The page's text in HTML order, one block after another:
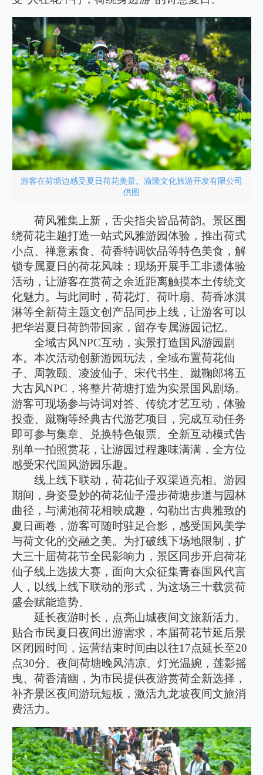
游客在荷塘边感受夏日荷花美景。渝隆文化旅游开发有限公司
供图
荷风雅集上新，舌尖指尖皆品荷韵。景区围
绕荷花主题打造一站式风雅游园体验，推出荷式
小点、禅意素食、荷香特调饮品等特色美食，解
锁专属夏日的荷花风味；现场开展手工非遗体验
活动，让游客在赏荷之余近距离触摸本土传统文
化魅力。与此同时，荷花灯、荷叶扇、荷香冰淇
淋等全新荷主题文创产品同步上线，让游客可以
把华岩夏日荷韵带回家，留存专属游园记忆。
全域古风NPC互动，实景打造国风游园剧
本。本次活动创新游园玩法，全域布置荷花仙
子、周敦颐、凌波仙子、宋代书生、蹴鞠郎将五
大古风NPC，将整片荷塘打造为实景国风剧场。
游客可现场参与诗词对答、传统才艺互动，体验
投壶、蹴鞠等经典古代游艺项目，完成互动任务
即可参与集章、兑换特色银票。全新互动模式告
别单一拍照赏花，让游园过程趣味满满，全方位
感受宋代国风游园乐趣。
线上线下联动，荷花仙子双渠道亮相。游园
期间，身姿曼妙的荷花仙子漫步荷塘步道与园林
曲径，与满池荷花相映成趣，勾勒出古典雅致的
夏日画卷，游客可随时驻足合影，感受国风美学
与荷文化的交融之美。为打破线下场地限制，扩
大三十届荷花节全民影响力，景区同步开启荷花
仙子线上选拔大赛，面向大众征集青春国风代言
人，以线上线下联动的形式，为这场三十载赏荷
盛会赋能造势。
延长夜游时长，点亮山城夜间文旅新活力。
贴合市民夏日夜间出游需求，本届荷花节延后景
区闭园时间，运营结束时间由以往17点延长至20
点30分。夜间荷塘晚风清凉、灯光温婉，莲影摇
曳、荷香清幽，为市民提供夜游赏荷全新选择，
补齐景区夜间游玩短板，激活九龙坡夜间文旅消
费活力。